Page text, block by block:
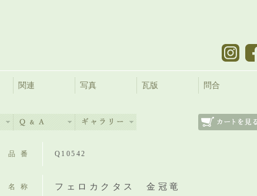
関連 写真 瓦版 問合
品番 Q10542
名称 フェロカクタス 金冠竜